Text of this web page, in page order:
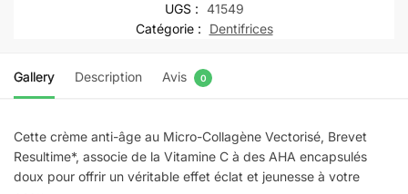
UGS : 41549
Catégorie :
Dentifrices
Gallery Description Avis 0
Cette crème anti-âge au Micro-Collagène Vectorisé, Brevet
Resultime*, associe de la Vitamine C à des AHA encapsulés
doux pour offrir un véritable effet éclat et jeunesse à votre